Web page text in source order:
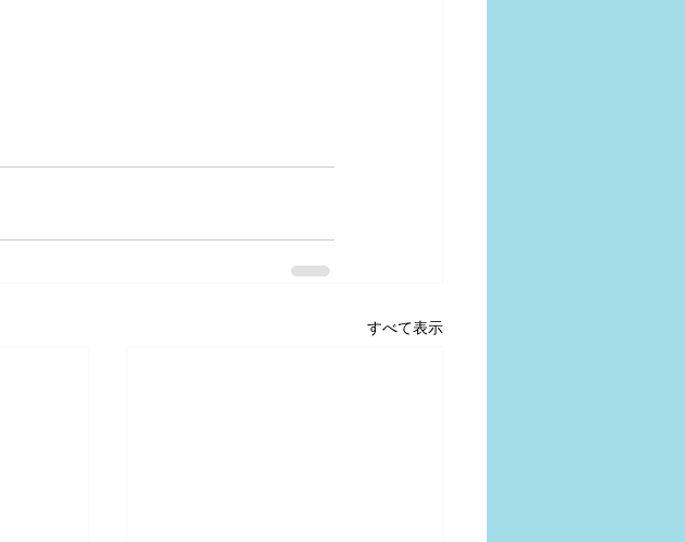
すべて表示